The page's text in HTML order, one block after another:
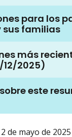
para los
sus familias
más
2025)
este
de mayo de 2025